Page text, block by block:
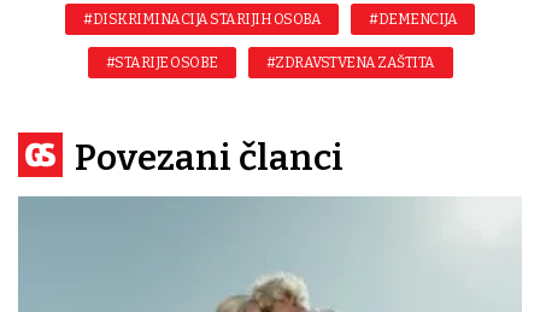
#DISKRIMINACIJA STARIJIH OSOBA #DEMENCIJA
#STARIJE OSOBE #ZDRAVSTVENA ZAŠTITA
Povezani članci